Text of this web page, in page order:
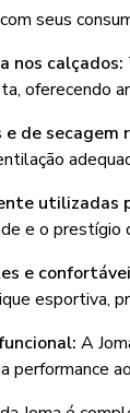
seus
nos calçados:
oferecendo
de secagem
utilizadas
e o
e
esportiva,
A
performance